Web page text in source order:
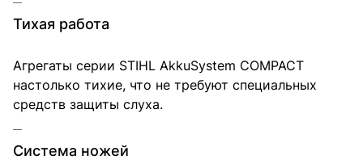
Тихая работа
Агрегаты серии STIHL AkkuSystem COMPACT
настолько тихие, что не требуют специальных
средств защиты слуха.
Система ножей